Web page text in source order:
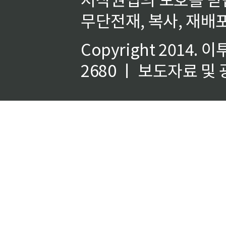
무단전재, 복사, 재배
Copyright 2014. 이
2680 ㅣ 보도자료